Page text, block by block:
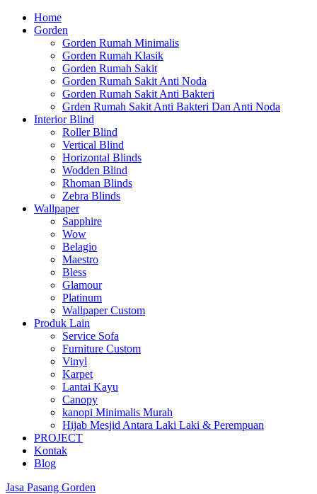
Home
Gorden
Gorden Rumah Minimalis
Gorden Rumah Klasik
Gorden Rumah Sakit
Gorden Rumah Sakit Anti Noda
Gorden Rumah Sakit Anti Bakteri
Grden Rumah Sakit Anti Bakteri Dan Anti Noda
Interior Blind
Roller Blind
Vertical Blind
Horizontal Blinds
Wodden Blind
Rhoman Blinds
Zebra Blinds
Wallpaper
Sapphire
Wow
Belagio
Maestro
Bless
Glamour
Platinum
Wallpaper Custom
Produk Lain
Service Sofa
Furniture Custom
Vinyl
Karpet
Lantai Kayu
Canopy
kanopi Minimalis Murah
Hijab Mesjid Antara Laki Laki & Perempuan
PROJECT
Kontak
Blog
Jasa Pasang Gorden